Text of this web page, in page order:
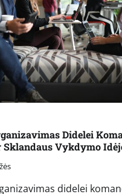
Didelei
Vykdymo
didelei